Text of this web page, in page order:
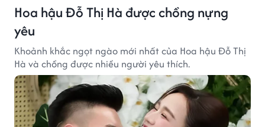
Hoa hậu Đỗ Thị Hà được chồng nựng
yêu
Khoảnh khắc ngọt ngào mới nhất của Hoa hậu Đỗ Thị
Hà và chồng được nhiều người yêu thích.